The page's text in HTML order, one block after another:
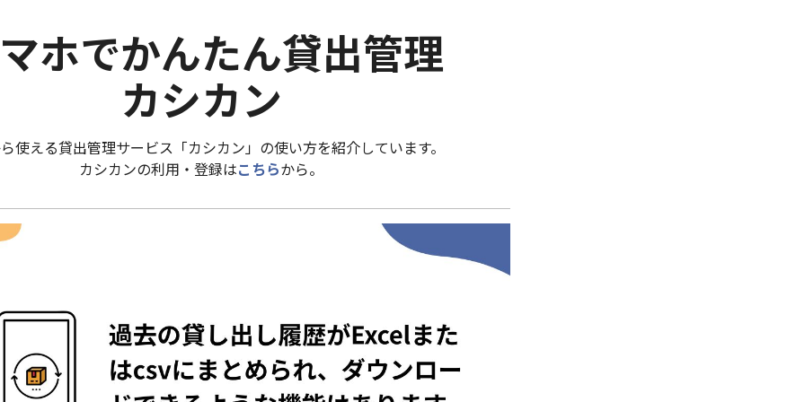
ホでかんたん貸出管理
カシカン
使える貸出管理サービス「カシカン」の使い方を紹介しています。
カシカンの利用・登録はこちらから。